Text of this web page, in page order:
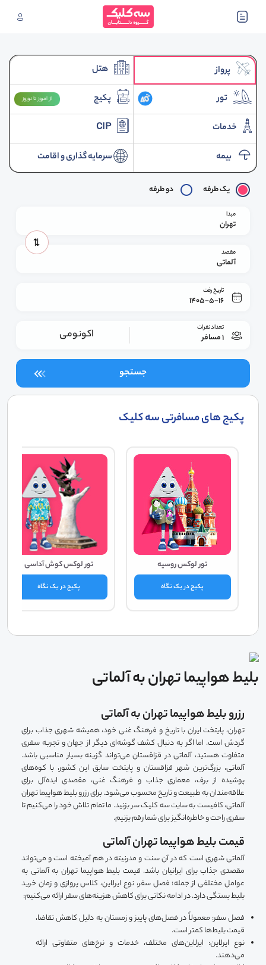
پرواز هتل
تور پکیج از امروز تا نوروز
خدمات CIP
بیمه سرمایه گذاری و اقامت
یک طرفه دو طرفه
مبدا
تهران
مقصد
آلماتی
تاریخ رفت
1405-5-16
تعداد نفرات
1 مسافر اکونومی
جستجو
پکیج های مسافرتی سه کلیک
تور لوکس روسیه
پکیج در یک نگاه
تور لوکس کوش آداسی
پکیج در یک نگاه
بلیط هواپیما تهران به آلماتی
رزرو بلیط هواپیما تهران به آلماتی
تهران، پایتخت ایران با تاریخ و فرهنگ غنی خود، همیشه شهری جذاب برای
گردش است. اما اگر به دنبال کشف گوشه‌ای دیگر از جهان و تجربه سفری
متفاوت هستید، آلماتی در قزاقستان می‌تواند گزینه بسیار مناسبی باشد.
آلماتی، بزرگ‌ترین شهر قزاقستان و پایتخت سابق این کشور، با کوه‌های
پوشیده از برف، معماری جذاب و فرهنگ غنی، مقصدی ایده‌آل برای
علاقه‌مندان به طبیعت و تاریخ محسوب می‌شود. برای رزرو بلیط هواپیما تهران
آلماتی، کافیست به سایت سه کلیک سر بزنید. ما تمام تلاش خود را می‌کنیم تا
سفری راحت و خاطره‌انگیز برای شما رقم بزنیم.
قیمت بلیط هواپیما تهران آلماتی
آلماتی شهری است که در آن سنت و مدرنیته در هم آمیخته‌ است و می‌تواند
مقصدی جذاب برای ایرانیان باشد. قیمت بلیط هواپیما تهران به آلماتی به
عوامل مختلفی از جمله؛ فصل سفر، نوع ایرلاین، کلاس پروازی و زمان خرید
بلیط بستگی دارد. در ادامه نکاتی برای کاهش هزینه‌های سفر ارائه می‌کنیم:
فصل سفر: معمولاً در فصل‌های پاییز و زمستان به دلیل کاهش تقاضا،
قیمت بلیط‌ها کمتر است.
نوع ایرلاین: ایرلاین‌های مختلف، خدمات و نرخ‌های متفاوتی ارائه
می‌دهند.